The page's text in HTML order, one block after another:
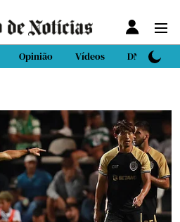
Opinião Vídeos DN Sport